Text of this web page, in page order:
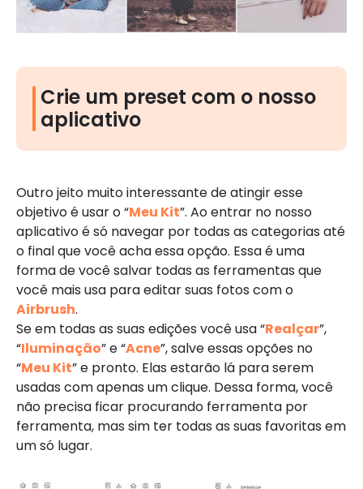
Crie um preset com o nosso
aplicativo
Outro jeito muito interessante de atingir esse
objetivo é usar o “Meu Kit”. Ao entrar no nosso
aplicativo é só navegar por todas as categorias até
o final que você acha essa opção. Essa é uma
forma de você salvar todas as ferramentas que
você mais usa para editar suas fotos com o
Airbrush.
Se em todas as suas edições você usa “Realçar”,
“Iluminação” e “Acne”, salve essas opções no
“Meu Kit” e pronto. Elas estarão lá para serem
usadas com apenas um clique. Dessa forma, você
não precisa ficar procurando ferramenta por
ferramenta, mas sim ter todas as suas favoritas em
um só lugar.